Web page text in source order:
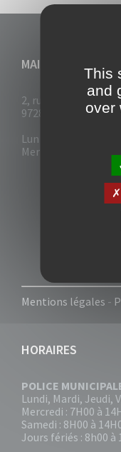
MAIRIE DU
2, rue Collignon
97280 Le Vauclin
Lun - Mar : 7h30- 13h
Mer-Jeu-Vend :
Mentions légales -
HORAIRES
POLICE
Lundi, Mardi, Jeudi,
Mercredi : 7H00 à
Samedi : 8H00 à
Jours fériés : 8h00 à
This
and
over